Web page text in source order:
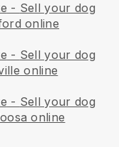
- Sell your dog
online
- Sell your dog
online
- Sell your dog
online